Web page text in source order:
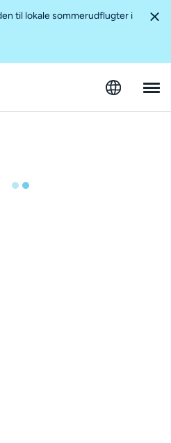
til lokale sommerudflugter i